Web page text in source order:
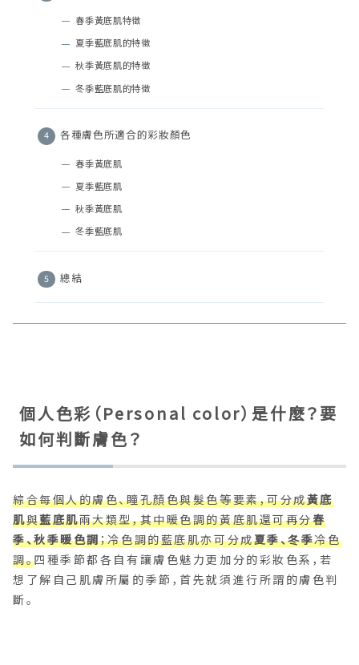
春季黃底肌特徵
夏季藍底肌的特徵
秋季黃底肌的特徵
冬季藍底肌的特徵
各種膚色所適合的彩妝顏色
春季黃底肌
夏季藍底肌
秋季黃底肌
冬季藍底肌
總結
個人色彩（Personal color）是什麼？要
如何判斷膚色？
綜合每個人的膚色、瞳孔顏色與髮色等要素，可分成黃底
肌與藍底肌兩大類型，其中暖色調的黃底肌還可再分春
季、秋季暖色調；冷色調的藍底肌亦可分成夏季、冬季冷色
調。四種季節都各自有讓膚色魅力更加分的彩妝色系，若
想了解自己肌膚所屬的季節，首先就須進行所謂的膚色判
斷。